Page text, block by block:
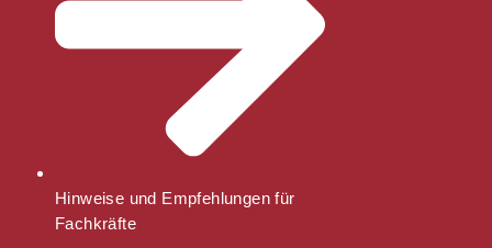
Hinweise und Empfehlungen für
Fachkräfte